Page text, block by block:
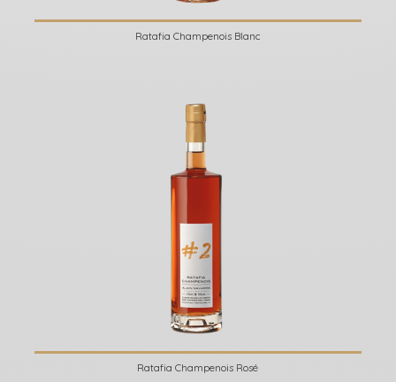
Ratafia Champenois Blanc
Ratafia Champenois Rosé